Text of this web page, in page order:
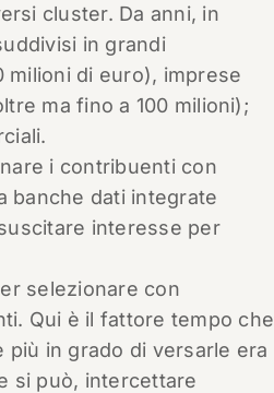
cluster. Da anni, in
in grandi
milioni di euro), imprese
ma fino a 100 milioni);
i contribuenti con
banche dati integrate
interesse per
selezionare con
Qui è il fattore tempo che
in grado di versarle era
si può, intercettare